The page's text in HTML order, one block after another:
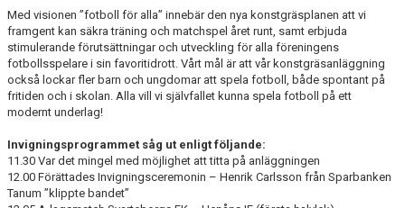
Med visionen ”fotboll för alla” innebär den nya konstgräsplanen att vi
framgent kan säkra träning och matchspel året runt, samt erbjuda
stimulerande förutsättningar och utveckling för alla föreningens
fotbollsspelare i sin favoritidrott. Vårt mål är att vår konstgräsanläggning
också lockar fler barn och ungdomar att spela fotboll, både spontant på
fritiden och i skolan. Alla vill vi självfallet kunna spela fotboll på ett
modernt underlag!
Invigningsprogrammet såg ut enligt följande:
11.30 Var det mingel med möjlighet att titta på anläggningen
12.00 Förättades Invigningsceremonin – Henrik Carlsson från Sparbanken
Tanum ”klippte bandet”